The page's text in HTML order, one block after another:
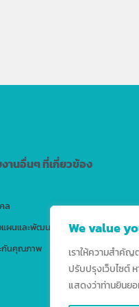
We value
เราให้ความสำคั
ปรับปรุงเว็บไซต์
แสดงว่าท่านยินย
านอื่นๆ ที่เกี่ยวข้อง
ล
ผนและพัฒนา
กันคุณภาพ